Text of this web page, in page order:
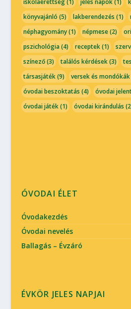
iskolaérettség(1) jeles napok(1)
könyvajánló (5) lakberendezés (1)
néphagyomány(1) népmese(2)
pszichológia(4) receptek(1)
színező(3) találós kérdések(3)
társasjáték(9) versek és mondókák
óvodai beszoktatás (4) óvodai
óvodai játék(1) óvodai kirándulás
ÓVODAI ÉLET
Óvodakezdés
Óvodai nevelés
Ballagás – Évzáró
ÉVKÖR JELES NAPJAI